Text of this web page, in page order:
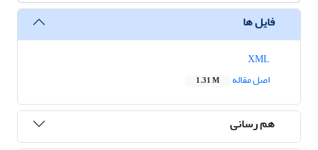
فایل ها
اصل مقاله
1.31 M
هم رسانی